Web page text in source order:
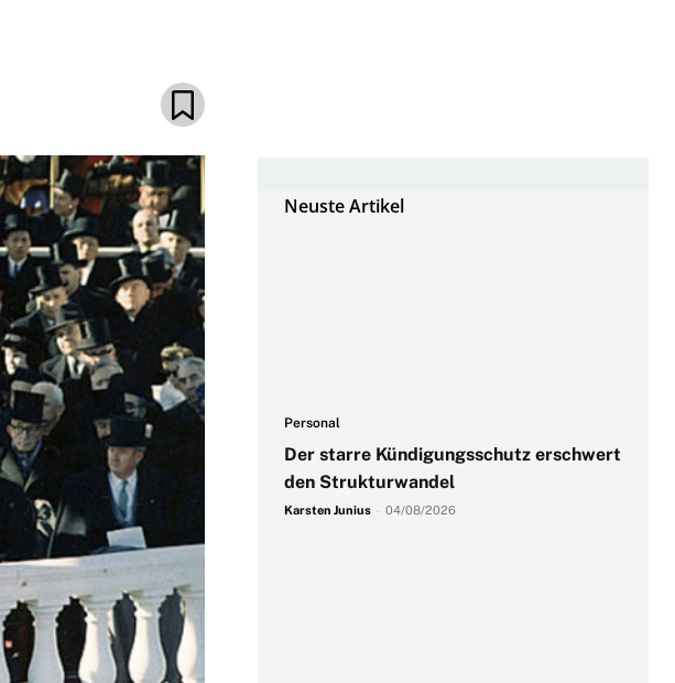
Neuste Artikel
Personal
Der starre Kündigungsschutz erschwert
den Strukturwandel
Karsten Junius 04/08/2026